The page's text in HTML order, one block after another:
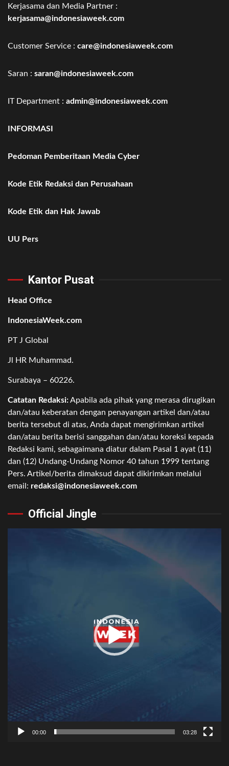
Kerjasama dan Media Partner :
kerjasama@indonesiaweek.com
Customer Service : care@indonesiaweek.com
Saran : saran@indonesiaweek.com
IT Department : admin@indonesiaweek.com
INFORMASI
Pedoman Pemberitaan Media Cyber
Kode Etik Redaksi dan Perusahaan
Kode Etik dan Hak Jawab
UU Pers
Kantor Pusat
Head Office
IndonesiaWeek.com
PT J Global
Jl HR Muhammad.
Surabaya – 60226.
Catatan Redaksi:Apabila ada pihak yang merasa dirugikan
dan/atau keberatan dengan penayangan artikel dan/atau
berita tersebut di atas, Anda dapat mengirimkan artikel
dan/atau berita berisi sanggahan dan/atau koreksi kepada
Redaksi kami, sebagaimana diatur dalam Pasal 1 ayat (11)
dan (12) Undang-Undang Nomor 40 tahun 1999 tentang
Pers. Artikel/berita dimaksud dapat dikirimkan melalui
email: redaksi@indonesiaweek.com
Official Jingle
00:00 03:28